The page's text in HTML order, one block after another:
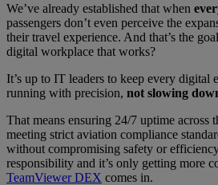
We’ve already established that when
passengers don’t even perceive the
their travel experience. And that’s the
digital workplace that works?
It’s up to IT leaders to keep every digital
running with precision, not slowing
That means ensuring 24/7 uptime across
meeting strict aviation compliance
without compromising safety or
responsibility and it’s only getting more
TeamViewer DEX comes in.